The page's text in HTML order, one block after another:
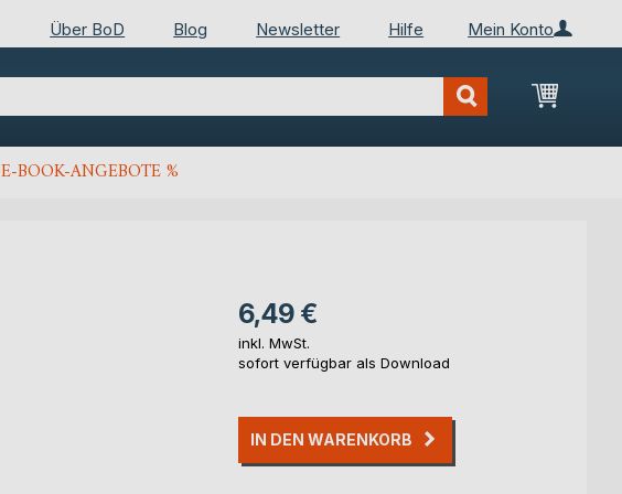
Mein Konto
Über BoD Blog Newsletter Hilfe
Mein
E-BOOK-ANGEBOTE %
6,49 €
inkl. MwSt.
sofort verfügbar als Download
IN DEN WARENKORB